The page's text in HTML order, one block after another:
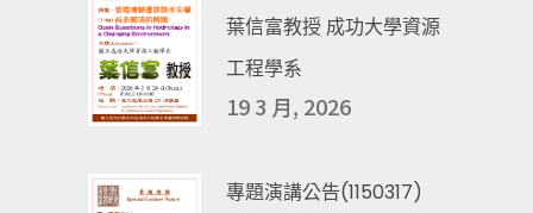
葉信富教授 成功大學資源
工程學系
19 3 月, 2026
專題演講公告(1150317)